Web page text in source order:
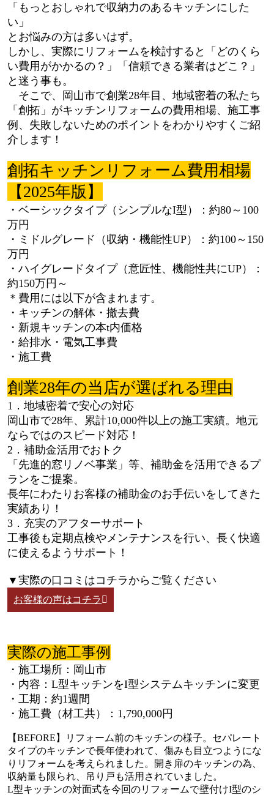
「もっとおしゃれで収納力のあるキッチンにした
い」
とお悩みの方は多いはず。
しかし、実際にリフォームを検討すると「どのくら
い費用がかかるの？」「信頼できる業者はどこ？」
と迷う事も。
そこで、岡山市で創業28年目、地域密着の私たち
「創拓」がキッチンリフォームの費用相場、施工事
例、失敗しないためのポイントをわかりやすくご紹
介します！
創拓キッチンリフォーム費用相場
【2025年版】
・ベーシックタイプ（シンプルなI型）：約80～100
万円
・ミドルグレード（収納・機能性UP）：約100～150
万円
・ハイグレードタイプ（意匠性、機能性共にUP）：
約150万円～
＊費用には以下が含まれます。
・キッチンの解体・撤去費
・新規キッチンの本t内価格
・給排水・電気工事費
・施工費
創業28年の当店が選ばれる理由
1．地域密着で安心の対応
岡山市で28年、累計10,000件以上の施工実績。地元
ならではのスピード対応！
2．補助金活用でおトク
「先進的窓リノベ事業」等、補助金を活用できるプ
ランをご提案。
長年にわたりお客様の補助金のお手伝いをしてきた
実績あり！
3．充実のアフターサポート
工事後も定期点検やメンテナンスを行い、長く快適
に使えるようサポート！
▼実際の口コミはコチラからご覧ください
お客様の声はコチラ
実際の施工事例
・施工場所：岡山市
・内容：L型キッチンをI型システムキッチンに変更
・工期：約1週間
・施工費（材工共）：1,790,000円
【BEFORE】リフォーム前のキッチンの様子。セパレート
タイプのキッチンで長年使われて、傷みも目立つようにな
りリフォームを考えられました。開き扉のキッチンの為、
収納量も限られ、吊り戸も活用されていました。
L型キッチンの対面式を今回のリフォームで壁付けI型のシ